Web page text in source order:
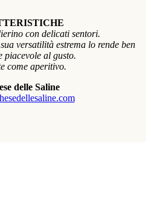
con delicati sentori.
versatilità estrema lo rende ben
piacevole al gusto.
come aperitivo.
delle Saline